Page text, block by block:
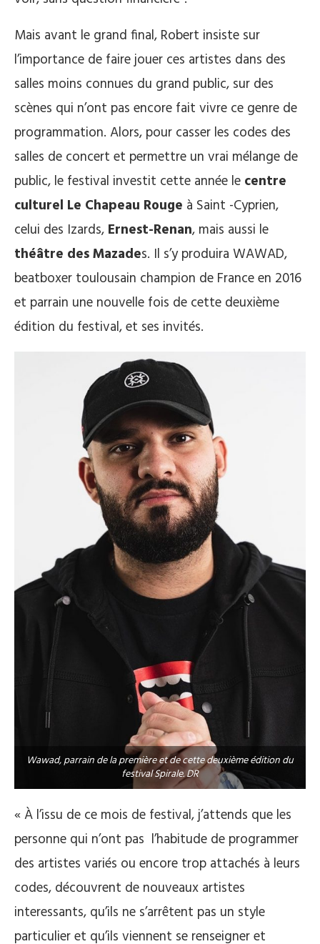
Mais avant le grand final, Robert insiste sur
l’importance de faire jouer ces artistes dans des
salles moins connues du grand public, sur des
scènes qui n’ont pas encore fait vivre ce genre de
programmation. Alors, pour casser les codes des
salles de concert et permettre un vrai mélange de
public, le festival investit cette année le centre
culturel Le Chapeau Rouge à Saint -Cyprien,
celui des Izards, Ernest-Renan, mais aussi le
théâtre des Mazades. Il s’y produira WAWAD,
beatboxer toulousain champion de France en 2016
et parrain une nouvelle fois de cette deuxième
édition du festival, et ses invités.
Wawad, parrain de la première et de cette deuxième édition du
festival Spirale. DR
« À l’issu de ce mois de festival, j’attends que les
personne qui n’ont pas l’habitude de programmer
des artistes variés ou encore trop attachés à leurs
codes, découvrent de nouveaux artistes
interessants, qu’ils ne s’arrêtent pas un style
particulier et qu’ils viennent se renseigner et